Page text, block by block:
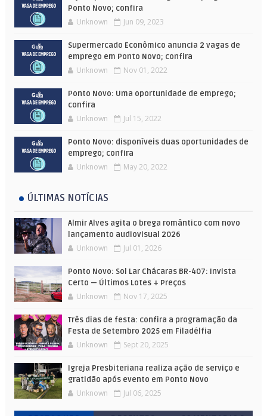
Ponto Novo; confira
Unknown Jun 09, 2023
Supermercado Econômico anuncia 2 vagas de
emprego em Ponto Novo; confira
Unknown Nov 01, 2022
Ponto Novo: Uma oportunidade de emprego;
confira
Unknown Jul 15, 2022
Ponto Novo: disponíveis duas oportunidades de
emprego; confira
Unknown May 20, 2022
ÚLTIMAS NOTÍCIAS
Almir Alves agita o brega romântico com novo
lançamento audiovisual 2026
Unknown Jul 01, 2026
Ponto Novo: Sol Lar Chácaras BR-407: Invista
Certo — Últimos Lotes + Preços
Unknown Nov 17, 2025
Três dias de festa: confira a programação da
Festa de Setembro 2025 em Filadélfia
Unknown Sept 20, 2025
Igreja Presbiteriana realiza ação de serviço e
gratidão após evento em Ponto Novo
Unknown Jul 06, 2025